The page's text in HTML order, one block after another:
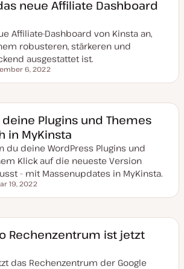
neue Affiliate Dashboard
Affiliate-Dashboard von Kinsta an,
robusteren, stärkeren und
ausgestattet ist.
6, 2022
Plugins und Themes
in MyKinsta
du deine WordPress Plugins und
Klick auf die neueste Version
- mit Massenupdates in MyKinsta.
19, 2022
Rechenzentrum ist jetzt
das Rechenzentrum der Google